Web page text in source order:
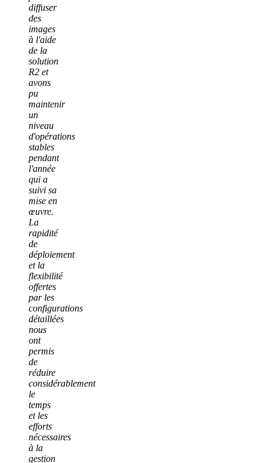
diffuser
des
images
à l'aide
de la
solution
R2 et
avons
pu
maintenir
un
niveau
d'opérations
stables
pendant
l'année
qui a
suivi sa
mise en
œuvre.
La
rapidité
de
déploiement
et la
flexibilité
offertes
par les
configurations
détaillées
nous
ont
permis
de
réduire
considérablement
le
temps
et les
efforts
nécessaires
à la
gestion